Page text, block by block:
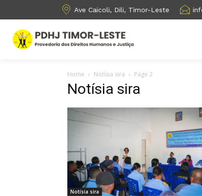
Ave Caicoli, Dili, Timor-Leste
Home Notísia sira Page 2
Notísia sira
Notísia sira